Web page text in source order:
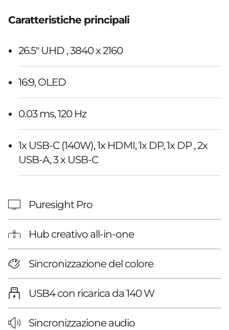
Caratteristiche principali
26.5" UHD , 3840 x 2160
16:9, OLED
0.03 ms, 120 Hz
1x USB-C (140W), 1x HDMI, 1x DP, 1x DP , 2x
USB-A, 3 x USB-C
Puresight Pro
Hub creativo all-in-one
Sincronizzazione del colore
USB4 con ricarica da 140 W
Sincronizzazione audio